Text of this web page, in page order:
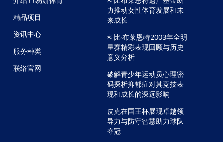
精品项目
资讯中心
服务种类
联络官网
力推动女性体育发展和未
来成长
科比·布莱恩特2003年全明
星赛精彩表现回顾与历史
意义分析
破解青少年运动员心理密
码探析抑郁症对其竞技表
现和成长的深远影响
皮克在国王杯展现卓越领
导力与防守智慧助力球队
夺冠